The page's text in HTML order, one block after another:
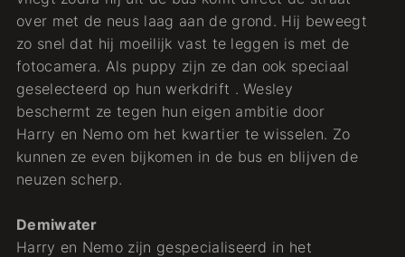
over met de neus laag aan de grond. Hij beweegt
zo snel dat hij moeilijk vast te leggen is met de
fotocamera. Als puppy zijn ze dan ook speciaal
geselecteerd op hun werkdrift . Wesley
beschermt ze tegen hun eigen ambitie door
Harry en Nemo om het kwartier te wisselen. Zo
kunnen ze even bijkomen in de bus en blijven de
neuzen scherp.
Demiwater
Harry en Nemo zijn gespecialiseerd in het